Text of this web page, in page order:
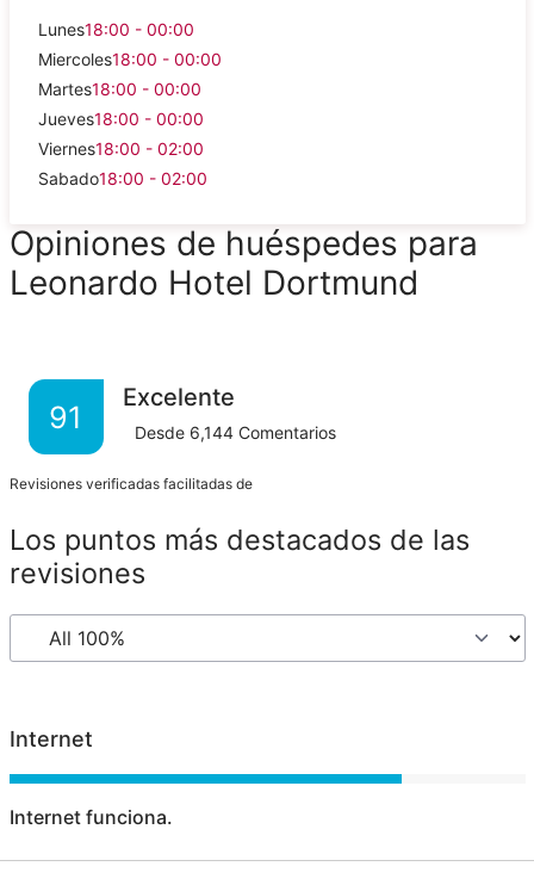
Lunes18:00 - 00:00
Miercoles18:00 - 00:00
Martes18:00 - 00:00
Jueves18:00 - 00:00
Viernes18:00 - 02:00
Sabado18:00 - 02:00
Opiniones de huéspedes para
Leonardo Hotel Dortmund
91
Excelente
Desde 6,144 Comentarios
Revisiones verificadas facilitadas de
Los puntos más destacados de las
revisiones
Internet
Internet funciona.